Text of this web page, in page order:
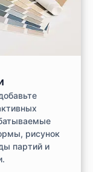
рисунок
партий и